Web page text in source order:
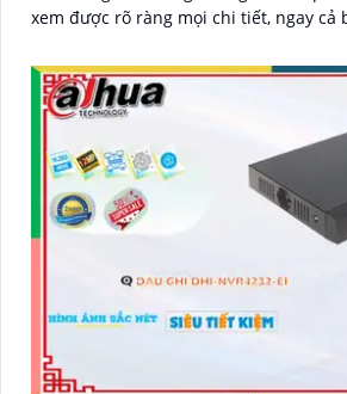
xem được rõ ràng mọi chi tiết, ngay cả